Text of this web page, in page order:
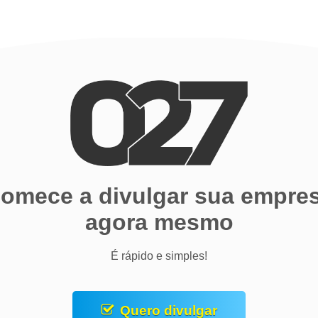
a divulgar sua
agora mesmo
É rápido e simples!
Quero divulgar